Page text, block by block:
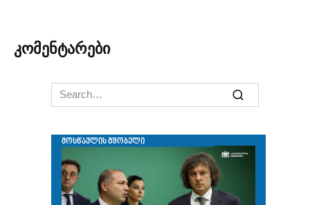
კომენტარები
Search
for: